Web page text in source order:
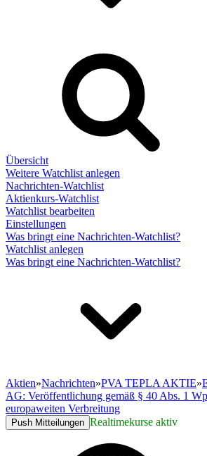
Übersicht
Weitere Watchlist anlegen
Nachrichten-Watchlist
Aktienkurs-Watchlist
Watchlist bearbeiten
Einstellungen
Was bringt eine Nachrichten-Watchlist?
Watchlist anlegen
Was bringt eine Nachrichten-Watchlist?
Aktien»Nachrichten»PVA TEPLA AKTIE»
AG: Veröffentlichung gemäß § 40 Abs. 1
europaweiten Verbreitung
Push Mitteilungen Realtimekurse aktiv